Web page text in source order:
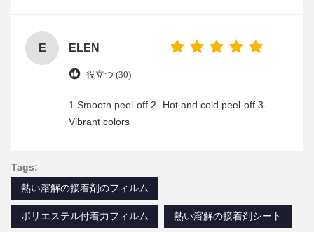
E ELEN
役立つ (30)
1.Smooth peel-off 2- Hot and cold peel-off 3-
Vibrant colors
Tags:
熱い溶解の接着剤のフィルム
ポリエステル付着力フィルム 熱い溶解の接着剤シート